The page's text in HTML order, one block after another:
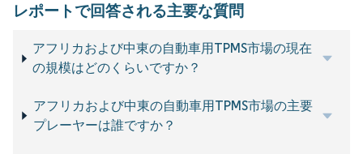
レポートで回答される主要な質問
アフリカおよび中東の自動車用TPMS市場の現在
の規模はどのくらいですか？
アフリカおよび中東の自動車用TPMS市場の主要
プレーヤーは誰ですか？